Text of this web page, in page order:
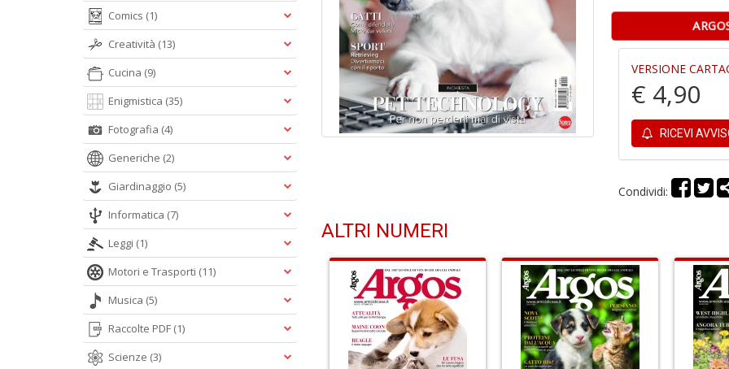
VERSIONE
€ 4,90
RICEVI
Condividi:
ALTRI NUMERI
Comics (1)
Creatività (13)
Cucina (9)
Enigmistica (35)
Fotografia (4)
Generiche (2)
Giardinaggio (5)
Informatica (7)
Leggi (1)
Motori e Trasporti (11)
Musica (5)
Raccolte PDF (1)
Scienze (3)